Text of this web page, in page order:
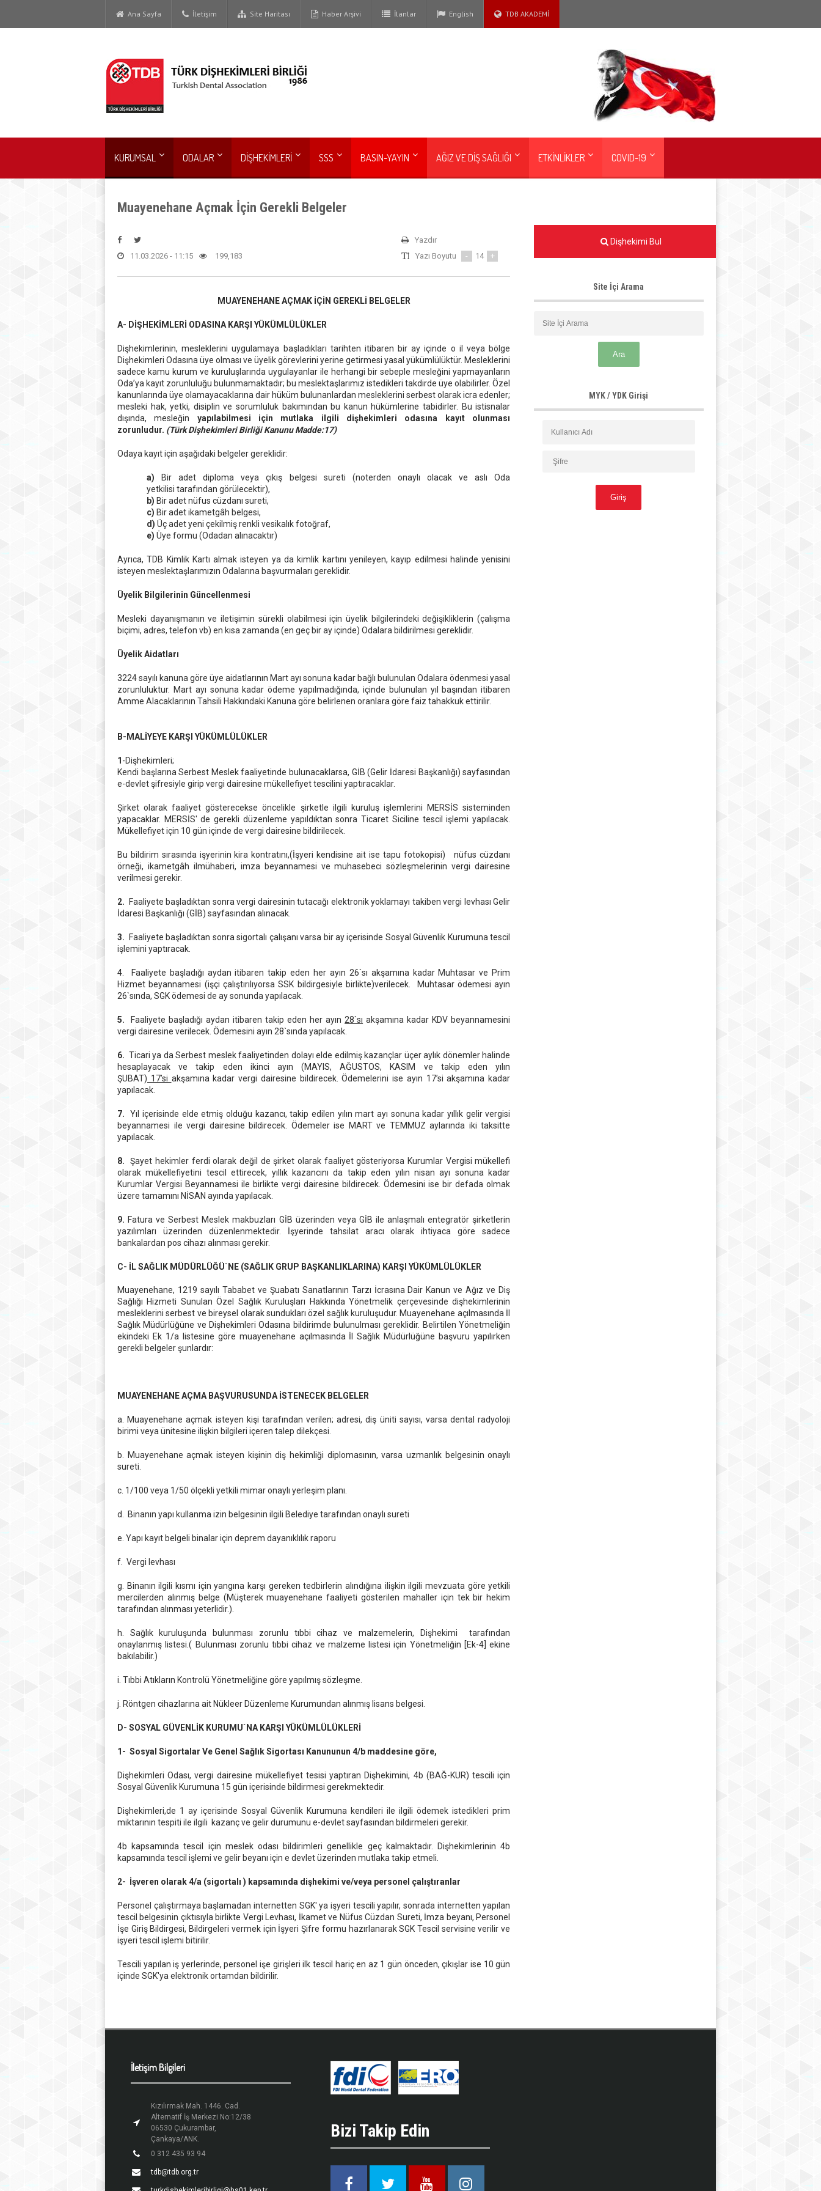
Ana Sayfa İletişim Site Haritası Haber Arşivi İlanlar English TDB AKADEMİ
KURUMSAL ODALAR DİŞHEKİMLERİ SSS BASIN-YAYIN AĞIZ VE DİŞ SAĞLIĞI ETKİNLİKLER COVID-19
Muayenehane Açmak İçin Gerekli Belgeler
Yazdır
Yazı Boyutu
- 14 +
11.03.2026 - 11:15 199,183
MUAYENEHANE AÇMAK İÇİN GEREKLİ BELGELER
A- DİŞHEKİMLERİ ODASINA KARŞI YÜKÜMLÜLÜKLER
Dişhekimlerinin, mesleklerini uygulamaya başladıkları tarihten itibaren bir ay içinde o il veya bölge
Dişhekimleri Odasına üye olması ve üyelik görevlerini yerine getirmesi yasal yükümlülüktür. Mesleklerini
sadece kamu kurum ve kuruluşlarında uygulayanlar ile herhangi bir sebeple mesleğini yapmayanların
Oda’ya kayıt zorunluluğu bulunmamaktadır; bu meslektaşlarımız istedikleri takdirde üye olabilirler. Özel
kanunlarında üye olamayacaklarına dair hüküm bulunanlardan mesleklerini serbest olarak icra edenler;
mesleki hak, yetki, disiplin ve sorumluluk bakımından bu kanun hükümlerine tabidirler. Bu istisnalar
dışında, mesleğin yapılabilmesi için mutlaka ilgili dişhekimleri odasına kayıt olunması
zorunludur. (Türk Dişhekimleri Birliği Kanunu Madde:17)
Odaya kayıt için aşağıdaki belgeler gereklidir:
a)
Bir adet diploma veya çıkış belgesi sureti (noterden onaylı olacak ve aslı Oda
yetkilisi tarafından görülecektir),
b) Bir adet nüfus cüzdanı sureti,
c) Bir adet ikametgâh belgesi,
d) Üç adet yeni çekilmiş renkli vesikalık fotoğraf,
e) Üye formu (Odadan alınacaktır)
Ayrıca, TDB Kimlik Kartı almak isteyen ya da kimlik kartını yenileyen, kayıp edilmesi halinde yenisini
isteyen meslektaşlarımızın Odalarına başvurmaları gereklidir.
Üyelik Bilgilerinin Güncellenmesi
Mesleki dayanışmanın ve iletişimin sürekli olabilmesi için üyelik bilgilerindeki değişikliklerin (çalışma
biçimi, adres, telefon vb) en kısa zamanda (en geç bir ay içinde) Odalara bildirilmesi gereklidir.
Üyelik Aidatları
3224 sayılı kanuna göre üye aidatlarının Mart ayı sonuna kadar bağlı bulunulan Odalara ödenmesi yasal
zorunluluktur. Mart ayı sonuna kadar ödeme yapılmadığında, içinde bulunulan yıl başından itibaren
Amme Alacaklarının Tahsili Hakkındaki Kanuna göre belirlenen oranlara göre faiz tahakkuk ettirilir.
B-MALİYEYE KARŞI YÜKÜMLÜLÜKLER
1 -Dişhekimleri;
Kendi başlarına Serbest Meslek faaliyetinde bulunacaklarsa, GİB (Gelir İdaresi Başkanlığı) sayfasından
e-devlet şifresiyle girip vergi dairesine mükellefiyet tescilini yaptıracaklar.
Şirket olarak faaliyet gösterecekse öncelikle şirketle ilgili kuruluş işlemlerini MERSİS sisteminden
yapacaklar. MERSİS' de gerekli düzenleme yapıldıktan sonra Ticaret Siciline tescil işlemi yapılacak.
Mükellefiyet için 10 gün içinde de vergi dairesine bildirilecek.
Bu bildirim sırasında işyerinin kira kontratını,(İşyeri kendisine ait ise tapu fotokopisi) nüfus cüzdanı
örneği, ikametgâh ilmühaberi, imza beyannamesi ve muhasebeci sözleşmelerinin vergi dairesine
verilmesi gerekir.
2. Faaliyete başladıktan sonra vergi dairesinin tutacağı elektronik yoklamayı takiben vergi levhası Gelir
İdaresi Başkanlığı (GİB) sayfasından alınacak.
3. Faaliyete başladıktan sonra sigortalı çalışanı varsa bir ay içerisinde Sosyal Güvenlik Kurumuna tescil
işlemini yaptıracak.
4. Faaliyete başladığı aydan itibaren takip eden her ayın 26`sı akşamına kadar Muhtasar ve Prim
Hizmet beyannamesi (işçi çalıştırılıyorsa SSK bildirgesiyle birlikte)verilecek. Muhtasar ödemesi ayın
26`sında, SGK ödemesi de ay sonunda yapılacak.
5. Faaliyete başladığı aydan itibaren takip eden her ayın 28`sı akşamına kadar KDV beyannamesini
vergi dairesine verilecek. Ödemesini ayın 28`sında yapılacak.
6. Ticari ya da Serbest meslek faaliyetinden dolayı elde edilmiş kazançlar üçer aylık dönemler halinde
hesaplayacak ve takip eden ikinci ayın (MAYIS, AĞUSTOS, KASIM ve takip eden yılın
ŞUBAT) 17’si akşamına kadar vergi dairesine bildirecek. Ödemelerini ise ayın 17’si akşamına kadar
yapılacak.
7. Yıl içerisinde elde etmiş olduğu kazancı, takip edilen yılın mart ayı sonuna kadar yıllık gelir vergisi
beyannamesi ile vergi dairesine bildirecek. Ödemeler ise MART ve TEMMUZ aylarında iki taksitte
yapılacak.
8. Şayet hekimler ferdi olarak değil de şirket olarak faaliyet gösteriyorsa Kurumlar Vergisi mükellefi
olarak mükellefiyetini tescil ettirecek, yıllık kazancını da takip eden yılın nisan ayı sonuna kadar
Kurumlar Vergisi Beyannamesi ile birlikte vergi dairesine bildirecek. Ödemesini ise bir defada olmak
üzere tamamını NİSAN ayında yapılacak.
9. Fatura ve Serbest Meslek makbuzları GİB üzerinden veya GİB ile anlaşmalı entegratör şirketlerin
yazılımları üzerinden düzenlenmektedir. İşyerinde tahsilat aracı olarak ihtiyaca göre sadece
bankalardan pos cihazı alınması gerekir.
C- İL SAĞLIK MÜDÜRLÜĞÜ`NE (SAĞLIK GRUP BAŞKANLIKLARINA) KARŞI YÜKÜMLÜLÜKLER
Muayenehane, 1219 sayılı Tababet ve Şuabatı Sanatlarının Tarzı İcrasına Dair Kanun ve Ağız ve Diş
Sağlığı Hizmeti Sunulan Özel Sağlık Kuruluşları Hakkında Yönetmelik çerçevesinde dişhekimlerinin
mesleklerini serbest ve bireysel olarak sundukları özel sağlık kuruluşudur. Muayenehane açılmasında İl
Sağlık Müdürlüğüne ve Dişhekimleri Odasına bildirimde bulunulması gereklidir. Belirtilen Yönetmeliğin
ekindeki Ek 1/a listesine göre muayenehane açılmasında İl Sağlık Müdürlüğüne başvuru yapılırken
gerekli belgeler şunlardır:
MUAYENEHANE AÇMA BAŞVURUSUNDA İSTENECEK BELGELER
a. Muayenehane açmak isteyen kişi tarafından verilen; adresi, diş üniti sayısı, varsa dental radyoloji
birimi veya ünitesine ilişkin bilgileri içeren talep dilekçesi.
b. Muayenehane açmak isteyen kişinin diş hekimliği diplomasının, varsa uzmanlık belgesinin onaylı
sureti.
c. 1/100 veya 1/50 ölçekli yetkili mimar onaylı yerleşim planı.
d. Binanın yapı kullanma izin belgesinin ilgili Belediye tarafından onaylı sureti
e. Yapı kayıt belgeli binalar için deprem dayanıklılık raporu
f. Vergi levhası
g. Binanın ilgili kısmı için yangına karşı gereken tedbirlerin alındığına ilişkin ilgili mevzuata göre yetkili
mercilerden alınmış belge (Müşterek muayenehane faaliyeti gösterilen mahaller için tek bir hekim
tarafından alınması yeterlidir.).
h. Sağlık kuruluşunda bulunması zorunlu tıbbi cihaz ve malzemelerin, Dişhekimi tarafından
onaylanmış listesi.( Bulunması zorunlu tıbbi cihaz ve malzeme listesi için Yönetmeliğin [Ek-4] ekine
bakılabilir.)
i. Tıbbi Atıkların Kontrolü Yönetmeliğine göre yapılmış sözleşme.
j. Röntgen cihazlarına ait Nükleer Düzenleme Kurumundan alınmış lisans belgesi.
D- SOSYAL GÜVENLİK KURUMU`NA KARŞI YÜKÜMLÜLÜKLERİ
1- Sosyal Sigortalar Ve Genel Sağlık Sigortası Kanununun 4/b maddesine göre,
Dişhekimleri Odası, vergi dairesine mükellefiyet tesisi yaptıran Dişhekimini, 4b (BAĞ-KUR) tescili için
Sosyal Güvenlik Kurumuna 15 gün içerisinde bildirmesi gerekmektedir.
Dişhekimleri,de 1 ay içerisinde Sosyal Güvenlik Kurumuna kendileri ile ilgili ödemek istedikleri prim
miktarının tespiti ile ilgili kazanç ve gelir durumunu e-devlet sayfasından bildirmeleri gerekir.
4b kapsamında tescil için meslek odası bildirimleri genellikle geç kalmaktadır. Dişhekimlerinin 4b
kapsamında tescil işlemi ve gelir beyanı için e devlet üzerinden mutlaka takip etmeli.
2- İşveren olarak 4/a (sigortalı ) kapsamında dişhekimi ve/veya personel çalıştıranlar
Personel çalıştırmaya başlamadan internetten SGK' ya işyeri tescili yapılır, sonrada internetten yapılan
tescil belgesinin çıktısıyla birlikte Vergi Levhası, İkamet ve Nüfus Cüzdan Sureti, İmza beyanı, Personel
İşe Giriş Bildirgesi, Bildirgeleri vermek için İşyeri Şifre formu hazırlanarak SGK Tescil servisine verilir ve
işyeri tescil işlemi bitirilir.
Tescili yapılan iş yerlerinde, personel işe girişleri ilk tescil hariç en az 1 gün önceden, çıkışlar ise 10 gün
içinde SGK'ya elektronik ortamdan bildirilir.
Dişhekimi Bul
Site İçi Arama
MYK / YDK Girişi
İletişim Bilgileri
Kızılırmak Mah. 1446. Cad.
Alternatif İş Merkezi No:12/38
06530 Çukurambar,
Çankaya/ANK.
0 312 435 93 94
tdb@tdb.org.tr
Bizi Takip Edin
Facebook Twitter Youtube Instagram